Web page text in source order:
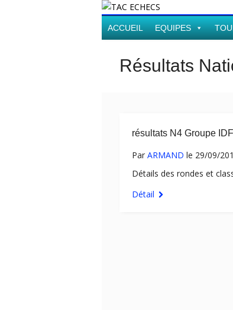
ACCUEIL EQUIPES
Résultats
résultats N4 Groupe
Par ARMAND le 29/09/
Détails des rondes et
Détail